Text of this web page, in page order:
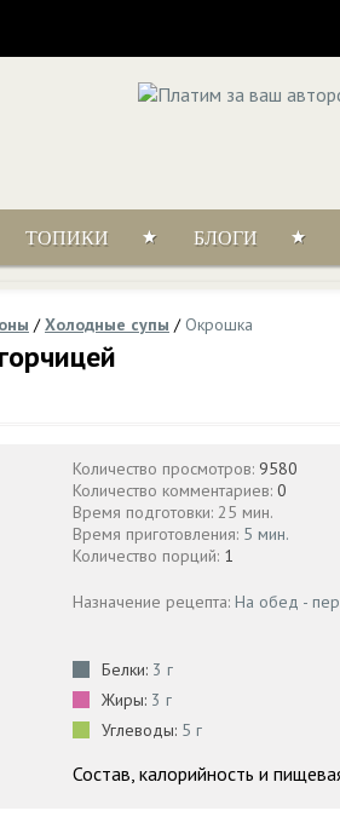
ТОПИКИ БЛОГИ
/Холодные супы / Окрошка
Количество просмотров: 9580
Количество комментариев: 0
Время подготовки: 25 мин.
Время приготовления: 5 мин.
Количество порций: 1
Назначение рецепта: На обед -
Белки: 3 г
Жиры: 3 г
Углеводы: 5 г
Состав, калорийность и